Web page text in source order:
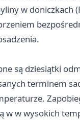
w doniczkach
są dziesiątki
terminem
w w wysokich